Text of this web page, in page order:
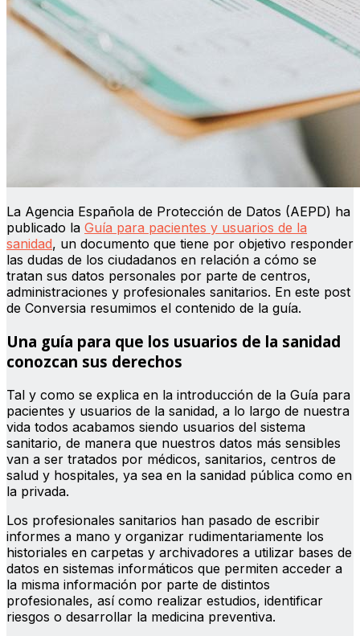
La Agencia Española de Protección de Datos (AEPD) ha
publicado la Guía para pacientes y usuarios de la
sanidad, un documento que tiene por objetivo responder
las dudas de los ciudadanos en relación a cómo se
tratan sus datos personales por parte de centros,
administraciones y profesionales sanitarios. En este post
de Conversia resumimos el contenido de la guía.
Una guía para que los usuarios de la sanidad
conozcan sus derechos
Tal y como se explica en la introducción de la Guía para
pacientes y usuarios de la sanidad, a lo largo de nuestra
vida todos acabamos siendo usuarios del sistema
sanitario, de manera que nuestros datos más sensibles
van a ser tratados por médicos, sanitarios, centros de
salud y hospitales, ya sea en la sanidad pública como en
la privada.
Los profesionales sanitarios han pasado de escribir
informes a mano y organizar rudimentariamente los
historiales en carpetas y archivadores a utilizar bases de
datos en sistemas informáticos que permiten acceder a
la misma información por parte de distintos
profesionales, así como realizar estudios, identificar
riesgos o desarrollar la medicina preventiva.